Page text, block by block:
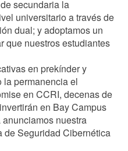
secundaria la
universitario a través de
dual; y adoptamos un
que nuestros estudiantes
en prekínder y
permanencia el
en CCRI, decenas de
en Bay Campus
nuestra
de Seguridad Cibernética